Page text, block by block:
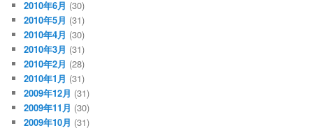
2010年6月 (30)
2010年5月 (31)
2010年4月 (30)
2010年3月 (31)
2010年2月 (28)
2010年1月 (31)
2009年12月 (31)
2009年11月 (30)
2009年10月 (31)